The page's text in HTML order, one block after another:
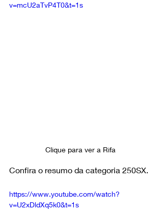
v=mcU2aTvP4T0&t=1s
Clique para ver a Rifa
Confira o resumo da categoria 250SX.
https://www.youtube.com/watch?
v=U2xDldXq5k0&t=1s